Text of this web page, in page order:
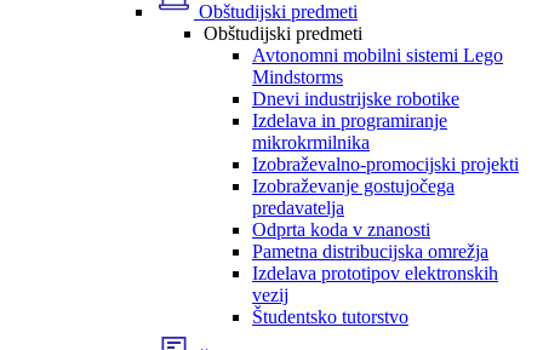
Obštudijski predmeti
Obštudijski predmeti
Avtonomni mobilni sistemi Lego
Mindstorms
Dnevi industrijske robotike
Izdelava in programiranje
mikrokrmilnika
Izobraževalno-promocijski projekti
Izobraževanje gostujočega
predavatelja
Odprta koda v znanosti
Pametna distribucijska omrežja
Izdelava prototipov elektronskih
vezij
Študentsko tutorstvo